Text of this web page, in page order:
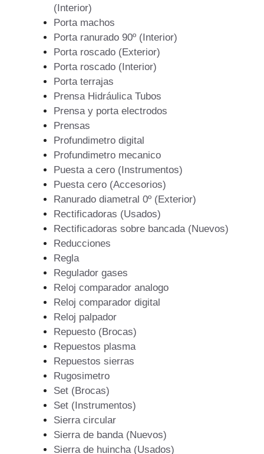
(Interior)
Porta machos
Porta ranurado 90º (Interior)
Porta roscado (Exterior)
Porta roscado (Interior)
Porta terrajas
Prensa Hidráulica Tubos
Prensa y porta electrodos
Prensas
Profundimetro digital
Profundimetro mecanico
Puesta a cero (Instrumentos)
Puesta cero (Accesorios)
Ranurado diametral 0º (Exterior)
Rectificadoras (Usados)
Rectificadoras sobre bancada (Nuevos)
Reducciones
Regla
Regulador gases
Reloj comparador analogo
Reloj comparador digital
Reloj palpador
Repuesto (Brocas)
Repuestos plasma
Repuestos sierras
Rugosimetro
Set (Brocas)
Set (Instrumentos)
Sierra circular
Sierra de banda (Nuevos)
Sierra de huincha (Usados)